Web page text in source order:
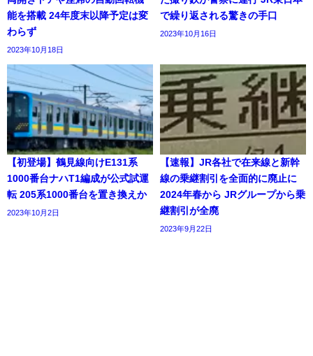
能を搭載 24年度末以降予定は変
わらず
2023年10月18日
で繰り返される驚きの手口
2023年10月16日
【初登場】鶴見線向けE131系
1000番台ナハT1編成が公式試運
転 205系1000番台を置き換えか
2023年10月2日
【速報】JR各社で在来線と新幹
線の乗継割引を全面的に廃止に
2024年春から JRグループから乗
継割引が全廃
2023年9月22日